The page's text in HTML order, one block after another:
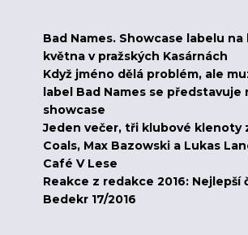
Bad Names. Showcase labelu na
května v pražských Kasárnách
Když jméno dělá problém, ale
label Bad Names se představuje
showcase
Jeden večer, tři klubové klenoty
Coals, Max Bazowski a Lukas
Café V Lese
Reakce z redakce 2016: Nejlepší
Bedekr 17/2016